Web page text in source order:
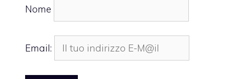
Nome
Email: